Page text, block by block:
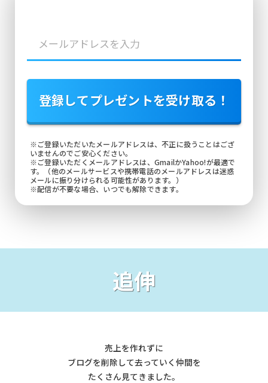
登録してプレゼントを受け取る！
※ご登録いただいたメールアドレスは、不正に扱うことはござ
いませんのでご安心ください。
※ご登録いただくメールアドレスは、GmailかYahoo!が最適で
す。（他のメールサービスや携帯電話のメールアドレスは迷惑
メールに振り分けられる可能性があります。）
※配信が不要な場合、いつでも解除できます。
追伸
売上を作れずに
ブログを削除して去っていく仲間を
たくさん見てきました。